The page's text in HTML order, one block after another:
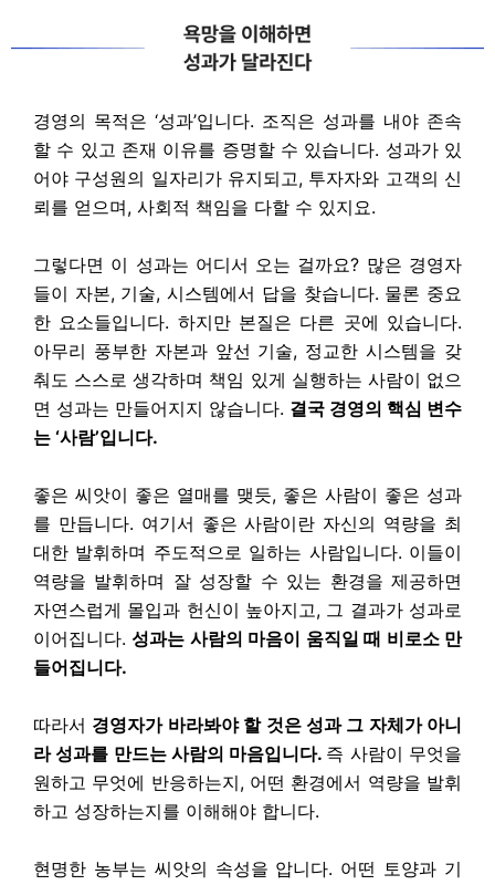
경영의 목적은 ‘성과’입니다. 조직은 성과를 내야 존속
할 수 있고 존재 이유를 증명할 수 있습니다. 성과가 있
어야 구성원의 일자리가 유지되고, 투자자와 고객의 신
뢰를 얻으며, 사회적 책임을 다할 수 있지요.
그렇다면 이 성과는 어디서 오는 걸까요? 많은 경영자
들이 자본, 기술, 시스템에서 답을 찾습니다. 물론 중요
한 요소들입니다. 하지만 본질은 다른 곳에 있습니다.
아무리 풍부한 자본과 앞선 기술, 정교한 시스템을 갖
춰도 스스로 생각하며 책임 있게 실행하는 사람이 없으
면 성과는 만들어지지 않습니다. 결국 경영의 핵심 변수
는 ‘사람’입니다.
좋은 씨앗이 좋은 열매를 맺듯, 좋은 사람이 좋은 성과
를 만듭니다. 여기서 좋은 사람이란 자신의 역량을 최
대한 발휘하며 주도적으로 일하는 사람입니다. 이들이
역량을 발휘하며 잘 성장할 수 있는 환경을 제공하면
자연스럽게 몰입과 헌신이 높아지고, 그 결과가 성과로
이어집니다.성과는 사람의 마음이 움직일 때 비로소 만
들어집니다.
따라서 경영자가 바라봐야 할 것은 성과 그 자체가 아니
라 성과를 만드는 사람의 마음입니다. 즉 사람이 무엇을
원하고 무엇에 반응하는지, 어떤 환경에서 역량을 발휘
하고 성장하는지를 이해해야 합니다.
현명한 농부는 씨앗의 속성을 압니다. 어떤 토양과 기